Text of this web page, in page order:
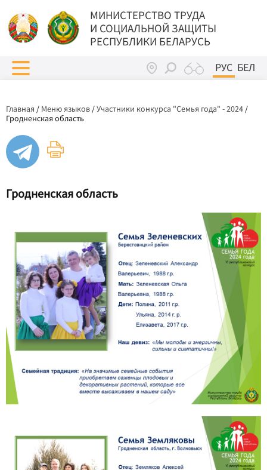
МИНИСТЕРСТВО ТРУДА
И СОЦИАЛЬНОЙ ЗАЩИТЫ
РЕСПУБЛИКИ БЕЛАРУСЬ
РУС БЕЛ
Главная / Меню языков /Участники конкурса "Семья года" - 2024 /
Гродненская область
Гродненская область